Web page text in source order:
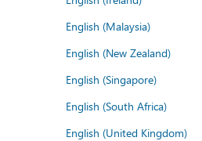
English (Malaysia)
English (New Zealand)
English (Singapore)
English (South Africa)
English (United Kingdom)